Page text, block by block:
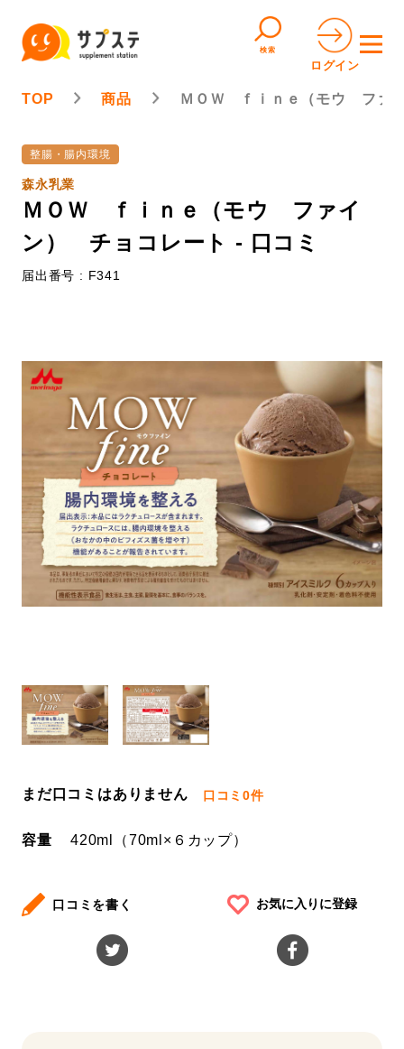
検索
ログイン
TOP 商品 ＭＯＷ ｆｉｎｅ（モウ ファ
整腸・腸内環境
森永乳業
ＭＯＷ ｆｉｎｅ（モウ ファイ
ン） チョコレート - 口コミ
届出番号 : F341
まだ口コミはありません 口コミ0件
容量 420ml（70ml×６カップ）
口コミを書く お気に入りに登録